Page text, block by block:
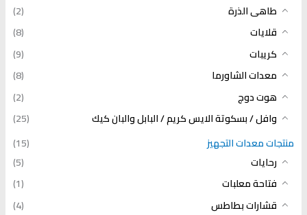
طاهى الذرة
(2)
قلايات
(8)
كريبات
(9)
معدات الشاورما
(8)
هوت دوج
(2)
وافل / بسكوتة الايس كريم / البابل والبان كيك
(25)
منتجات معدات التجهيز
(15)
رحايات
(5)
فتاحة معلبات
(1)
قشارات بطاطس
(4)